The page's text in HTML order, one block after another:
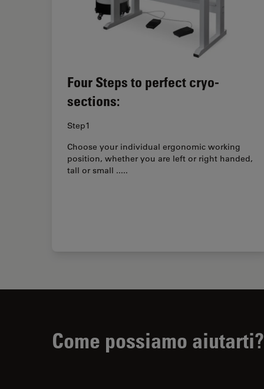
Four Steps to perfect cryo-
sections:
Step1
Choose your individual ergonomic working
position, whether you are left or right handed,
tall or small .....
Come possiamo aiutarti?